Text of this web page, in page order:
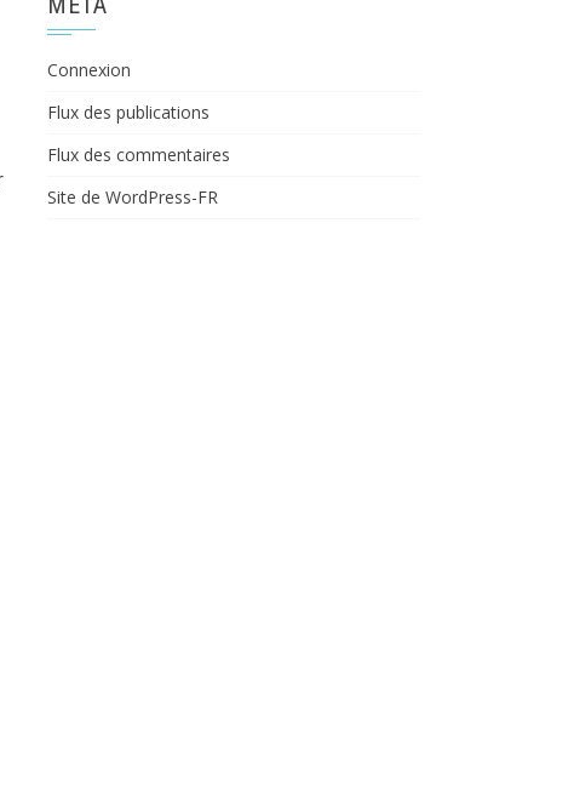
Connexion
Flux des publications
Flux des commentaires
Site de WordPress-FR